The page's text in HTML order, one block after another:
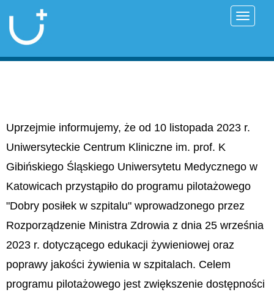
Uprzejmie informujemy, że od 10 listopada 2023 r.
Uniwersyteckie Centrum Kliniczne im. prof. K
Gibińskiego Śląskiego Uniwersytetu Medycznego w
Katowicach przystąpiło do programu pilotażowego
"Dobry posiłek w szpitalu" wprowadzonego przez
Rozporządzenie Ministra Zdrowia z dnia 25 września
2023 r. dotyczącego edukacji żywieniowej oraz
poprawy jakości żywienia w szpitalach. Celem
programu pilotażowego jest zwiększenie dostępności